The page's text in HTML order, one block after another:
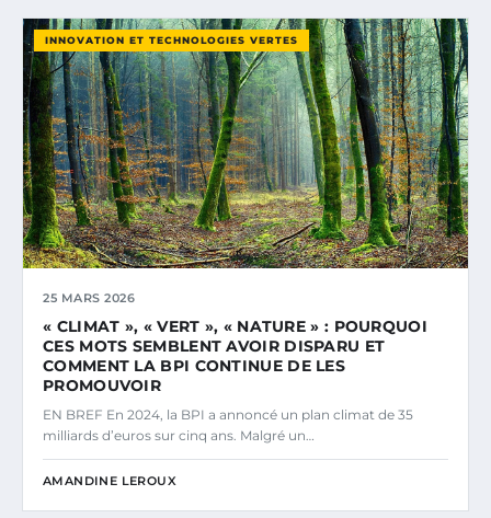
INNOVATION ET TECHNOLOGIES VERTES
25 MARS 2026
« CLIMAT », « VERT », « NATURE » : POURQUOI
CES MOTS SEMBLENT AVOIR DISPARU ET
COMMENT LA BPI CONTINUE DE LES
PROMOUVOIR
EN BREF En 2024, la BPI a annoncé un plan climat de 35
milliards d’euros sur cinq ans. Malgré un…
AMANDINE LEROUX